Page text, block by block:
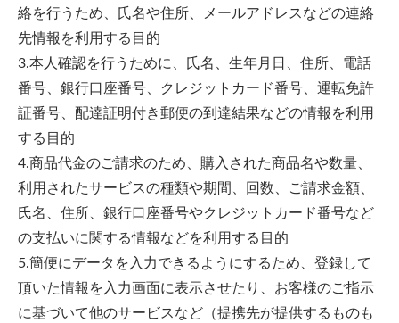
絡を行うため、氏名や住所、メールアドレスなどの連絡
先情報を利用する目的
3.本人確認を行うために、氏名、生年月日、住所、電話
番号、銀行口座番号、クレジットカード番号、運転免許
証番号、配達証明付き郵便の到達結果などの情報を利用
する目的
4.商品代金のご請求のため、購入された商品名や数量、
利用されたサービスの種類や期間、回数、ご請求金額、
氏名、住所、銀行口座番号やクレジットカード番号など
の支払いに関する情報などを利用する目的
5.簡便にデータを入力できるようにするため、登録して
頂いた情報を入力画面に表示させたり、お客様のご指示
に基づいて他のサービスなど（提携先が提供するものも